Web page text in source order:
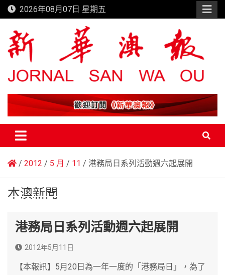
Skip
to
content
2026年08月07日 星期五
新華澳報
2012 5 月 11 港務局日系列活動週六起展開
本澳新聞
港務局日系列活動週六起展開
2012年5月11日
【本報訊】5月20日為一年一度的「港務局日」，為了